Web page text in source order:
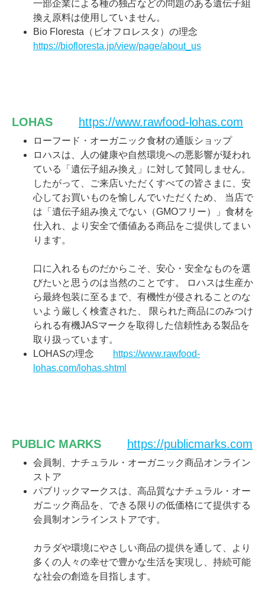
一部企業による種の独占などの問題のある遺伝子組
換え原料は使用していません。
Bio Floresta（ビオフロレスタ）の理念
https://biofloresta.jp/view/page/about_us
LOHAS https://www.rawfood-lohas.com
ローフード・オーガニック食材の通販ショップ
ロハスは、人の健康や自然環境への悪影響が疑われ
ている「遺伝子組み換え」に対して賛同しません。
したがって、ご来店いただくすべての皆さまに、安
心してお買いものを愉しんでいただくため、 当店で
は「遺伝子組み換えでない（GMOフリー）」食材を
仕入れ、より安全で価値ある商品をご提供してまい
ります。
口に入れるものだからこそ、安心・安全なものを選
びたいと思うのは当然のことです。 ロハスは生産か
ら最終包装に至るまで、有機性が侵されることのな
いよう厳しく検査された、 限られた商品にのみつけ
られる有機JASマークを取得した信頼性ある製品を
取り扱っています。
LOHASの理念
https://www.rawfood-
lohas.com/lohas.shtml
PUBLIC MARKS https://publicmarks.com
会員制、ナチュラル・オーガニック商品オンライン
ストア
パブリックマークスは、高品質なナチュラル・オー
ガニック商品を、できる限りの低価格にて提供する
会員制オンラインストアです。
カラダや環境にやさしい商品の提供を通して、より
多くの人々の幸せで豊かな生活を実現し、持続可能
な社会の創造を目指します。